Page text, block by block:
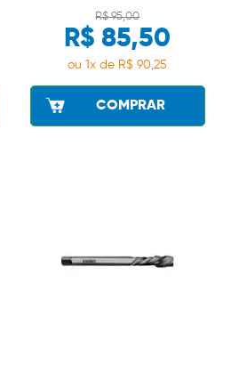
R$ 95,00
R$ 85,50
ou 1x de R$ 90,25
COMPRAR